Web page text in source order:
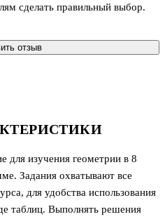
для изучения геометрии в 8
Задания охватывают все
для удобства использования
таблиц. Выполнять решения
сделать правильный выбор.
отзыв